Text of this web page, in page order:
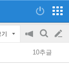
기
공
지
on/off
검
색
글
쓰
10추글